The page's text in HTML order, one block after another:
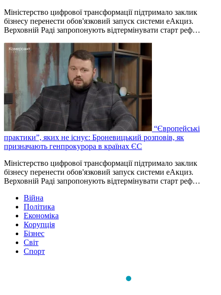
Міністерство цифрової трансформації підтримало заклик
бізнесу перенести обов'язковий запуск системи еАкциз.
Верховній Раді запропонують відтермінувати старт реф…
“Європейські
практики”, яких не існує: Броневицький розповів, як
призначають генпрокурора в країнах ЄС
Міністерство цифрової трансформації підтримало заклик
бізнесу перенести обов'язковий запуск системи еАкциз.
Верховній Раді запропонують відтермінувати старт реф…
Війна
Політика
Економіка
Корупція
Бізнес
Світ
Спорт